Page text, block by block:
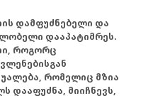
დამფუძნებელი და
დააპატიმრეს.
როგორც
რომელიც მზია
დააფუძნა, მიიჩნევს,